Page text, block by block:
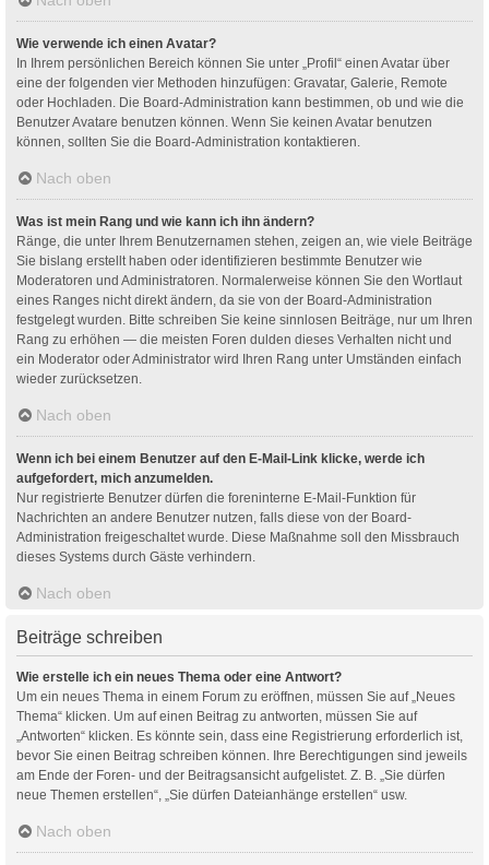
Wie verwende ich einen Avatar?
In Ihrem persönlichen Bereich können Sie unter „Profil“ einen Avatar über
eine der folgenden vier Methoden hinzufügen: Gravatar, Galerie, Remote
oder Hochladen. Die Board-Administration kann bestimmen, ob und wie die
Benutzer Avatare benutzen können. Wenn Sie keinen Avatar benutzen
können, sollten Sie die Board-Administration kontaktieren.
Nach oben
Was ist mein Rang und wie kann ich ihn ändern?
Ränge, die unter Ihrem Benutzernamen stehen, zeigen an, wie viele Beiträge
Sie bislang erstellt haben oder identifizieren bestimmte Benutzer wie
Moderatoren und Administratoren. Normalerweise können Sie den Wortlaut
eines Ranges nicht direkt ändern, da sie von der Board-Administration
festgelegt wurden. Bitte schreiben Sie keine sinnlosen Beiträge, nur um Ihren
Rang zu erhöhen — die meisten Foren dulden dieses Verhalten nicht und
ein Moderator oder Administrator wird Ihren Rang unter Umständen einfach
wieder zurücksetzen.
Nach oben
Wenn ich bei einem Benutzer auf den E-Mail-Link klicke, werde ich
aufgefordert, mich anzumelden.
Nur registrierte Benutzer dürfen die foreninterne E-Mail-Funktion für
Nachrichten an andere Benutzer nutzen, falls diese von der Board-
Administration freigeschaltet wurde. Diese Maßnahme soll den Missbrauch
dieses Systems durch Gäste verhindern.
Nach oben
Beiträge schreiben
Wie erstelle ich ein neues Thema oder eine Antwort?
Um ein neues Thema in einem Forum zu eröffnen, müssen Sie auf „Neues
Thema“ klicken. Um auf einen Beitrag zu antworten, müssen Sie auf
„Antworten“ klicken. Es könnte sein, dass eine Registrierung erforderlich ist,
bevor Sie einen Beitrag schreiben können. Ihre Berechtigungen sind jeweils
am Ende der Foren- und der Beitragsansicht aufgelistet. Z. B. „Sie dürfen
neue Themen erstellen“, „Sie dürfen Dateianhänge erstellen“ usw.
Nach oben